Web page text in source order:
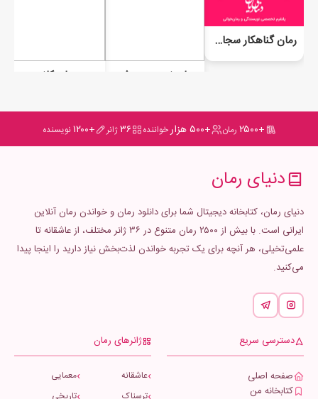
رمان گناهکار سجاده نشین (گناهکار طرد شده)
رمان نتیجه ی عشق
رمان کانی
+۲۵۰۰ رمان +۵۰۰ هزار خواننده ۳۶ژانر +۱۲۰۰ نویسنده
دنیای رمان
دنیای رمان، کتابخانه دیجیتال شما برای دانلود رمان و خواندن رمان آنلاین
ایرانی است. با بیش از ۲۵۰۰ رمان متنوع در ۳۶ ژانر مختلف، از عاشقانه تا
علمی‌تخیلی، هر آنچه برای یک تجربه خواندن لذت‌بخش نیاز دارید را اینجا پیدا
می‌کنید.
دسترسی سریع
صفحه اصلی
کتابخانه من
ژانرهای رمان
عاشقانه
معمایی